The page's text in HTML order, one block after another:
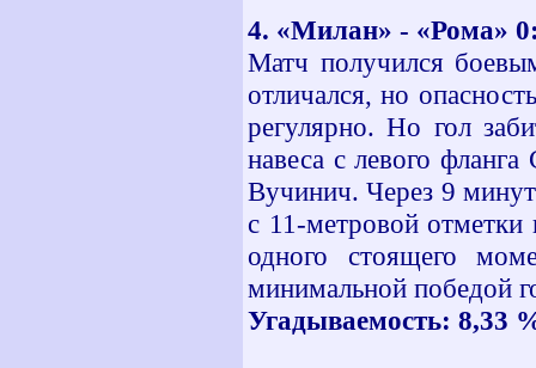
4. «Милан» - «Рома»
Матч получился
отличался, но
регулярно. Но гол
навеса с левого
Вучинич. Через 9
с 11-метровой
одного стоящего
минимальной победой
Угадываемость: 8,33